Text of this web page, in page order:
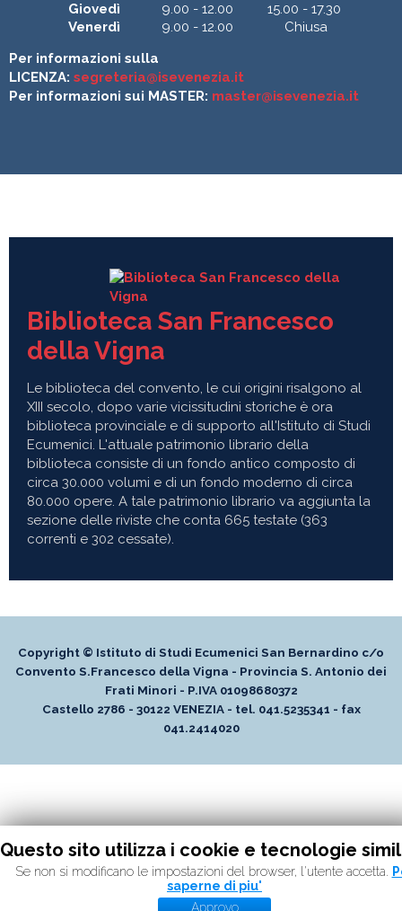
Giovedì
9.00 - 12.00
15.00 - 17.30
Venerdì
9.00 - 12.00
Chiusa
Per informazioni sulla
LICENZA: segreteria@isevenezia.it
Per informazioni sui MASTER: master@isevenezia.it
Biblioteca San Francesco
della Vigna
Le biblioteca del convento, le cui origini risalgono al
XIII secolo, dopo varie vicissitudini storiche è ora
biblioteca provinciale e di supporto all'Istituto di Studi
Ecumenici. L'attuale patrimonio librario della
biblioteca consiste di un fondo antico composto di
circa 30.000 volumi e di un fondo moderno di circa
80.000 opere. A tale patrimonio librario va aggiunta la
sezione delle riviste che conta 665 testate (363
correnti e 302 cessate).
Copyright © Istituto di Studi Ecumenici San Bernardino c/o
Convento S.Francesco della Vigna - Provincia S. Antonio dei
Frati Minori - P.IVA 01098680372
Castello 2786 - 30122 VENEZIA - tel. 041.5235341 - fax
041.2414020
Questo sito utilizza i cookie e tecnologie
Se non si modificano le impostazioni del browser, l'utente accetta.
saperne di piu'
Approvo